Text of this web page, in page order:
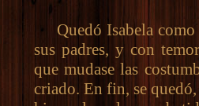
Quedó Isabela como
sus padres, y con
que mudase las
criado. En fin, se